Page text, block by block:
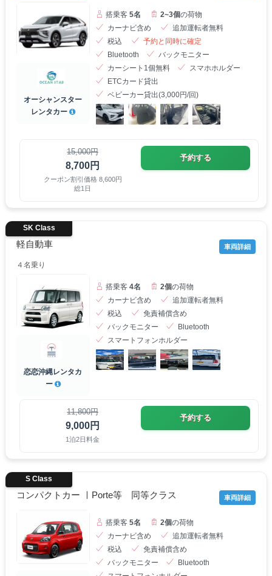
オーシャンスター
レンタカー
搭乗客5名 2~3個の荷物
カーナビ含め
追加運転者無料
税込
予約と同時に確定
Bluetooth
バックモニター
カーシート1個無料
スマホホルダー
ETCカード貸出
ベビーカー貸出(3,000円/回)
15,000円
8,700円
クーポン割引価格 8,600円
総1日
予約する
軽自動車 車両詳細
SK Class
４名乗り
恋恋沖縄レンタカ
ー
搭乗客4名 2個の荷物
カーナビ含め
追加運転者無料
税込
免責補償含め
バックモニター
Bluetooth
スマートフォンホルダー
11,800円
9,000円
1泊2日料金
予約する
コンパクトカー ㅣPorte等 同等クラス 車両詳細
S Class
搭乗客5名 2個の荷物
カーナビ含め
追加運転者無料
税込
免責補償含め
バックモニター
Bluetooth